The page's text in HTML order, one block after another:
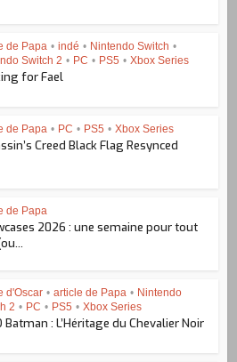
de Papa • indé • Nintendo Switch •
Switch 2 • PC • PS5 • Xbox Series
for Fael
de Papa • PC • PS5 • Xbox Series
Creed Black Flag Resynced
de Papa
2026 : une semaine pour tout
d'Oscar • article de Papa • Nintendo
2 • PC • PS5 • Xbox Series
Batman : L’Héritage du Chevalier Noir